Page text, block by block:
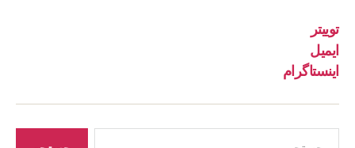
توییتر
ایمیل
اینستاگرام